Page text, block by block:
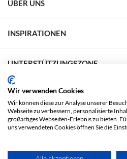
ÜBER UNS
INSPIRATIONEN
UNTERSTÜTZUNGSZONE
FacebookLinkedinYouTubePinterest
Rechtliche Fragen
Wir verwenden Cookies
Wir können diese zur Analyse unserer
Webseite zu verbessern, personalisierte
großartiges Webseiten-Erlebnis zu bieten.
uns verwendeten Cookies öffnen Sie die